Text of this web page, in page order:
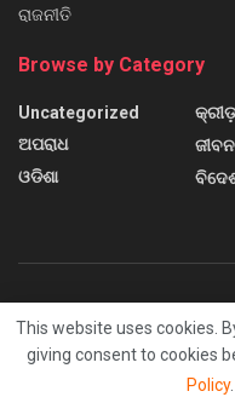
ରାଜନୀତି
Browse by Category
Uncategorized
ଅପରାଧ
ଓଡିଶା
About us Contact us
Home 4
This website uses cookies.
giving consent to cookies
Policy.